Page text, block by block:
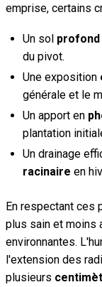
emprise, certains
Un sol profond
du pivot.
Une exposition
générale et le
Un apport en
plantation
Un drainage
racinaire en
En respectant ces
plus sain et moins
environnantes.
l'extension des
plusieurs